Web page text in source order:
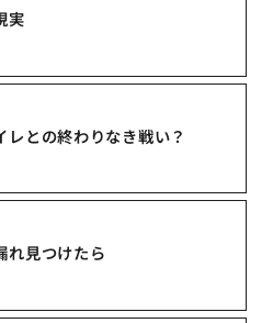
実
レとの終わりなき戦い？
れ見つけたら